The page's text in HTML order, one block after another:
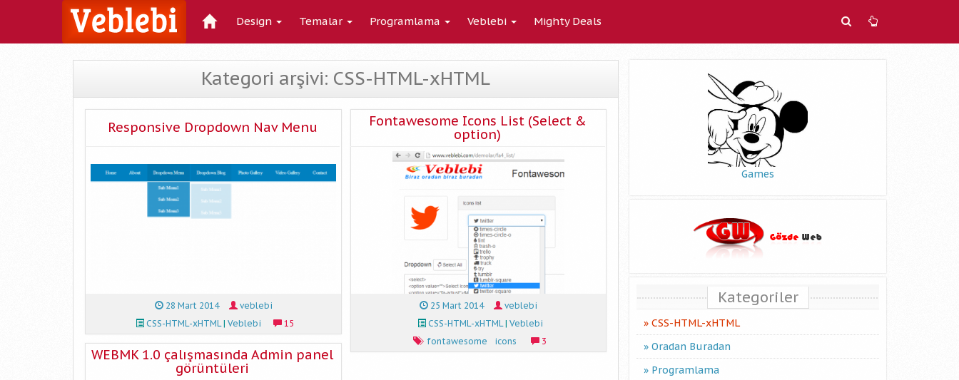
Design Temalar Programlama Veblebi Mighty Deals
Kategori arşivi: CSS-HTML-xHTML
Responsive Dropdown Nav Menu
28 Mart 2014
veblebi
CSS-HTML-xHTML|Veblebi 15
WEBMK 1.0 çalışmasında Admin panel
görüntüleri
Fontawesome Icons List (Select &
option)
25 Mart 2014
veblebi
CSS-HTML-xHTML| Veblebi
fontawesome
icons 3
Games
Kategoriler
CSS-HTML-xHTML
Oradan Buradan
Programlama